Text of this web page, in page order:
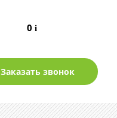
0i
Заказать звонок